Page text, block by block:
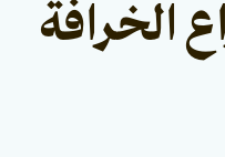
الخرافة